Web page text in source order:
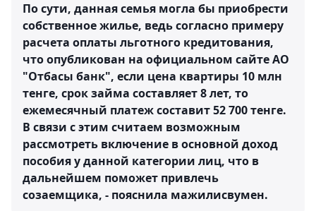
По сути, данная семья могла бы приобрести
собственное жилье, ведь согласно примеру
расчета оплаты льготного кредитования,
что опубликован на официальном сайте АО
"Отбасы банк", если цена квартиры 10 млн
тенге, срок займа составляет 8 лет, то
ежемесячный платеж составит 52 700 тенге.
В связи с этим считаем возможным
рассмотреть включение в основной доход
пособия у данной категории лиц, что в
дальнейшем поможет привлечь
созаемщика, - пояснила мажилисвумен.